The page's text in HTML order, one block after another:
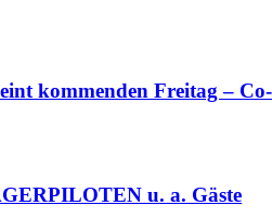
kommenden Freitag –
u. a. Gäste